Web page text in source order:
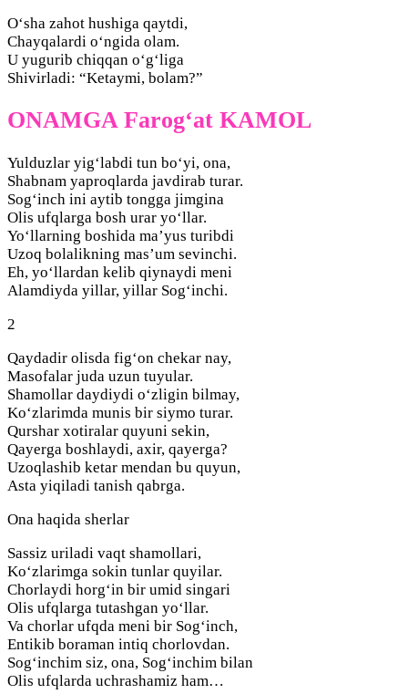
O‘sha zahot hushiga qaytdi,
Chayqalardi o‘ngida olam.
U yugurib chiqqan o‘g‘liga
Shivirladi: “Ketaymi, bolam?”
ONAMGA Farog‘at KAMOL
Yulduzlar yig‘labdi tun bo‘yi, ona,
Shabnam yaproqlarda javdirab turar.
Sog‘inch ini aytib tongga jimgina
Olis ufqlarga bosh urar yo‘llar.
Yo‘llarning boshida ma’yus turibdi
Uzoq bolalikning mas’um sevinchi.
Eh, yo‘llardan kelib qiynaydi meni
Alamdiyda yillar, yillar Sog‘inchi.
2
Qaydadir olisda fig‘on chekar nay,
Masofalar juda uzun tuyular.
Shamollar daydiydi o‘zligin bilmay,
Ko‘zlarimda munis bir siymo turar.
Qurshar xotiralar quyuni sekin,
Qayerga boshlaydi, axir, qayerga?
Uzoqlashib ketar mendan bu quyun,
Asta yiqiladi tanish qabrga.
Ona haqida sherlar
Sassiz uriladi vaqt shamollari,
Ko‘zlarimga sokin tunlar quyilar.
Chorlaydi horg‘in bir umid singari
Olis ufqlarga tutashgan yo‘llar.
Va chorlar ufqda meni bir Sog‘inch,
Entikib boraman intiq chorlovdan.
Sog‘inchim siz, ona, Sog‘inchim bilan
Olis ufqlarda uchrashamiz ham…